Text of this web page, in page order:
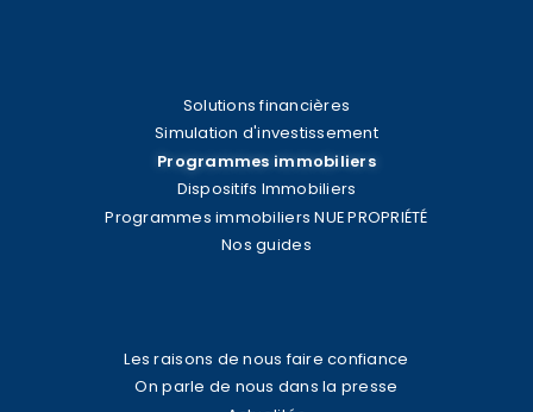
Solutions financières
Simulation d'investissement
Programmes immobiliers
Dispositifs Immobiliers
Programmes immobiliers NUE PROPRIÉTÉ
Nos guides
Les raisons de nous faire confiance
On parle de nous dans la presse